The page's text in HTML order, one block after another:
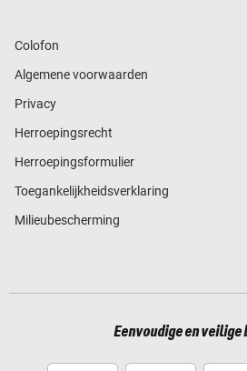
Colofon
Algemene voorwaarden
Privacy
Herroepingsrecht
Herroepingsformulier
Toegankelijkheidsverklaring
Milieubescherming
Eenvoudige en veilige